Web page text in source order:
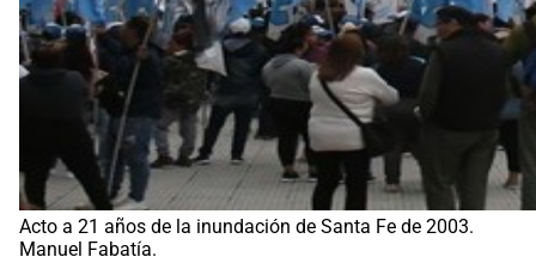
Acto a 21 años de la inundación de Santa Fe de 2003.
Manuel Fabatía.